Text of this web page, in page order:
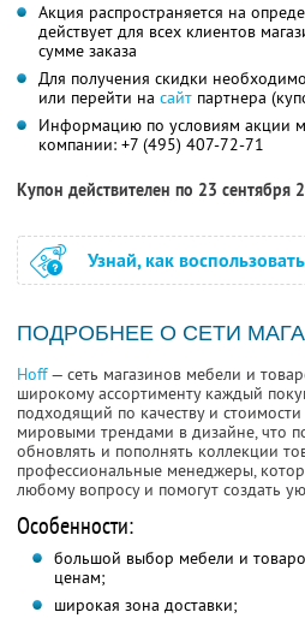
Акция распространяется на
действует для всех клиентов
сумме заказа
Для получения скидки
или перейти на сайт партнера
Информацию по условиям акции
компании: +7 (495) 407-72-71
Купон действителен по 23 сентября
Узнай, как
ПОДРОБНЕЕ О СЕТИ
Hoff— сеть магазинов мебели и
широкому ассортименту каждый
подходящий по качеству и стоимости
мировыми трендами в дизайне, что
обновлять и пополнять коллекции
профессиональные менеджеры,
любому вопросу и помогут создать
Особенности:
большой выбор мебели и
ценам;
широкая зона доставки;